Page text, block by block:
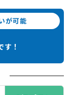
が可能
す！